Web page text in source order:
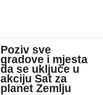
Poziv sve
gradove i mjesta
da se uključe u
akciju Sat za
planet Zemlju